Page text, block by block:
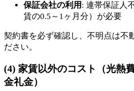
保証会社の利用 : 連帯保証人
賃の0.5～1ヶ月分）が必要
契約書を必ず確認し、不明点は不
ださい。
(4) 家賃以外のコスト（光熱
金礼金）